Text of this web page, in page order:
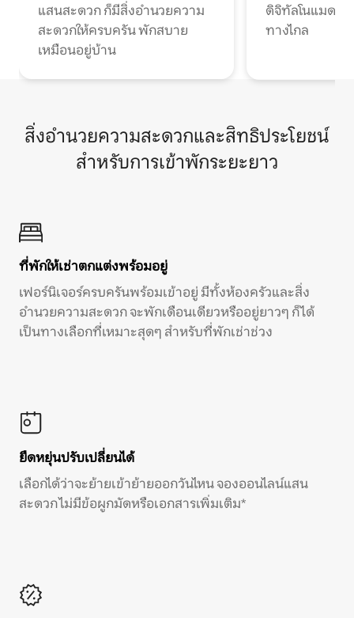
แสนสะดวก ก็มีสิ่งอำนวยความ
สะดวกให้ครบครัน พักสบาย
เหมือนอยู่บ้าน
ดิจิทัลโนแมดแ
ทางไกล
สิ่งอำนวยความสะดวกและสิทธิประโยชน์
สำหรับการเข้าพักระยะยาว
ที่พักให้เช่าตกแต่งพร้อมอยู่
เฟอร์นิเจอร์ครบครันพร้อมเข้าอยู่ มีทั้งห้องครัวและสิ่ง
อำนวยความสะดวก จะพักเดือนเดียวหรืออยู่ยาวๆ ก็ได้
เป็นทางเลือกที่เหมาะสุดๆ สำหรับที่พักเช่าช่วง
ยืดหยุ่นปรับเปลี่ยนได้
เลือกได้ว่าจะย้ายเข้าย้ายออกวันไหน จองออนไลน์แสน
สะดวก ไม่มีข้อผูกมัดหรือเอกสารเพิ่มเติม*